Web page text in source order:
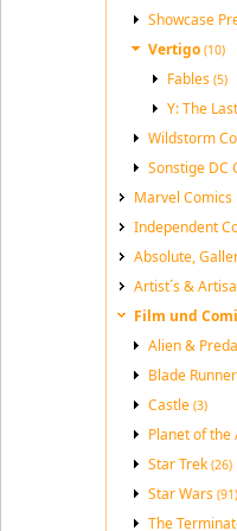
Showcase
Vertigo (10)
Fables (5)
Y: The
Wildstorm
Sonstige DC
Marvel Comics
Independent
Absolute,
Artist´s &
Film und
Alien &
Blade Runner
Castle (3)
Planet of the
Star Trek (26)
Star Wars (91)
The